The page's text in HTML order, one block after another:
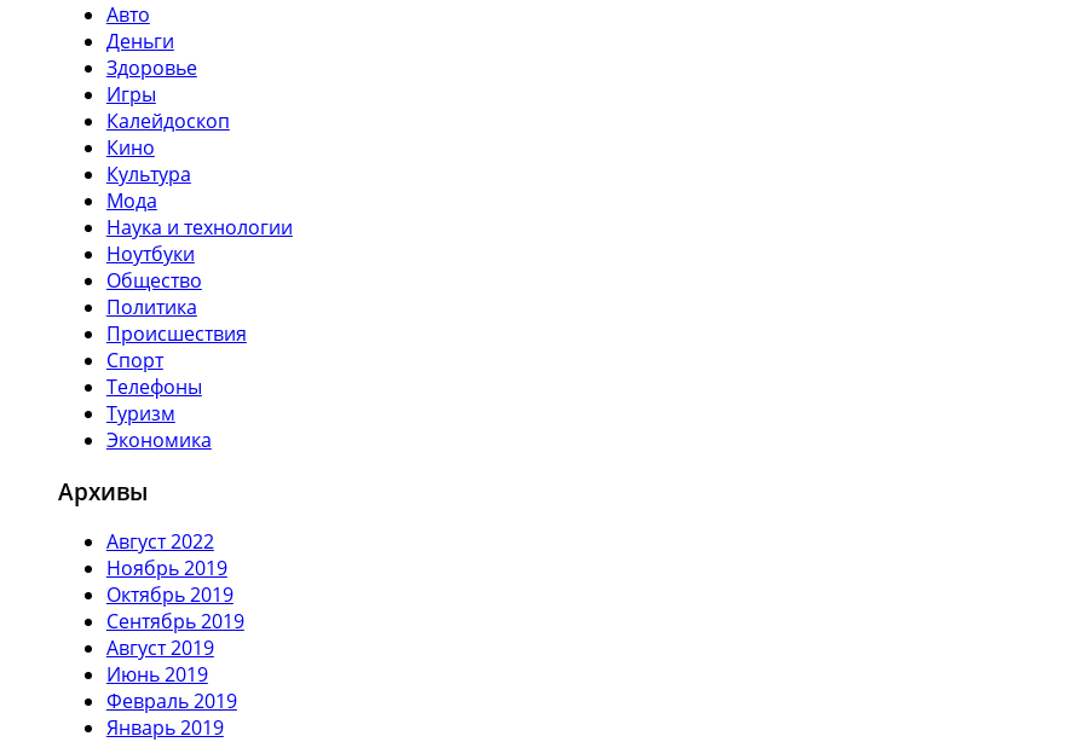
Авто
Деньги
Здоровье
Игры
Калейдоскоп
Кино
Культура
Мода
Наука и технологии
Ноутбуки
Общество
Политика
Происшествия
Спорт
Телефоны
Туризм
Экономика
Архивы
Август 2022
Ноябрь 2019
Октябрь 2019
Сентябрь 2019
Август 2019
Июнь 2019
Февраль 2019
Январь 2019